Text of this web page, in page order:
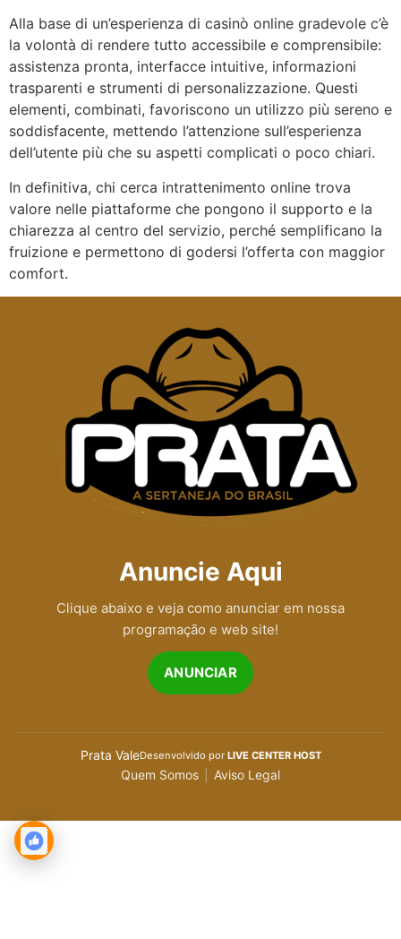
Alla base di un’esperienza di casinò online gradevole c’è
la volontà di rendere tutto accessibile e comprensibile:
assistenza pronta, interfacce intuitive, informazioni
trasparenti e strumenti di personalizzazione. Questi
elementi, combinati, favoriscono un utilizzo più sereno e
soddisfacente, mettendo l’attenzione sull’esperienza
dell’utente più che su aspetti complicati o poco chiari.
In definitiva, chi cerca intrattenimento online trova
valore nelle piattaforme che pongono il supporto e la
chiarezza al centro del servizio, perché semplificano la
fruizione e permettono di godersi l’offerta con maggior
comfort.
Anuncie Aqui
Clique abaixo e veja como anunciar em nossa
programação e web site!
ANUNCIAR
Prata ValeDesenvolvido por LIVE CENTER HOST
Quem Somos Aviso Legal